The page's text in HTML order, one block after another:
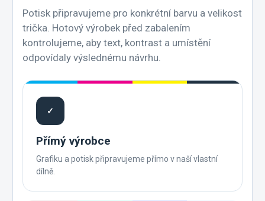
Potisk připravujeme pro konkrétní barvu a velikost
trička. Hotový výrobek před zabalením
kontrolujeme, aby text, kontrast a umístění
odpovídaly výslednému návrhu.
✓
Přímý výrobce
Grafiku a potisk připravujeme přímo v naší vlastní
dílně.